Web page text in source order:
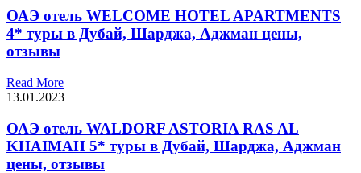
ОАЭ отель WELCOME HOTEL APARTMENTS
4* туры в Дубай, Шарджа, Аджман цены,
отзывы
Read More
13.01.2023
ОАЭ отель WALDORF ASTORIA RAS AL
KHAIMAH 5* туры в Дубай, Шарджа, Аджман
цены, отзывы